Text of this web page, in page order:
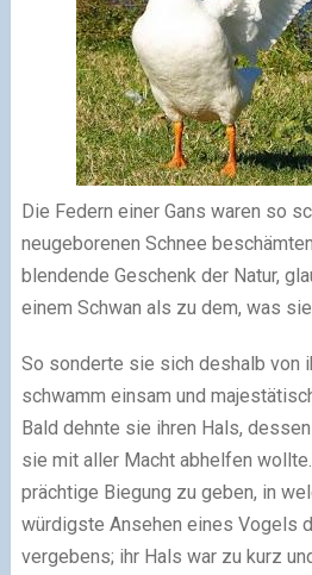
Die Federn einer Gans waren so
neugeborenen Schnee
blendende Geschenk der Natur,
einem Schwan als zu dem, was
So sonderte sie sich deshalb von
schwamm einsam und
Bald dehnte sie ihren Hals,
sie mit aller Macht abhelfen
prächtige Biegung zu geben, in
würdigste Ansehen eines Vogels
vergebens; ihr Hals war zu kurz